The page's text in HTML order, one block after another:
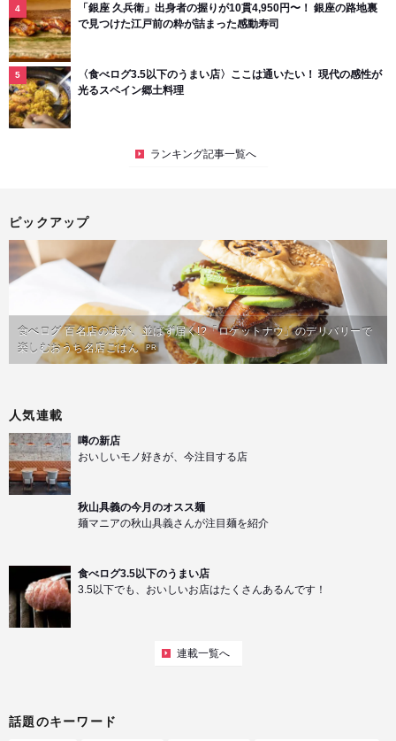
「銀座 久兵衛」出身者の握りが10貫4,950円〜！ 銀座の路地裏
で見つけた江戸前の粋が詰まった感動寿司
〈食べログ3.5以下のうまい店〉ここは通いたい！ 現代の感性が
光るスペイン郷土料理
ランキング記事一覧へ
ピックアップ
食べログ 百名店の味が、並ばず届く!?「ロケットナウ」のデリバリーで
楽しむおうち名店ごはん PR
人気連載
噂の新店
おいしいモノ好きが、今注目する店
秋山具義の今月のオスス麺
麺マニアの秋山具義さんが注目麺を紹介
食べログ3.5以下のうまい店
3.5以下でも、おいしいお店はたくさんあるんです！
連載一覧へ
話題のキーワード